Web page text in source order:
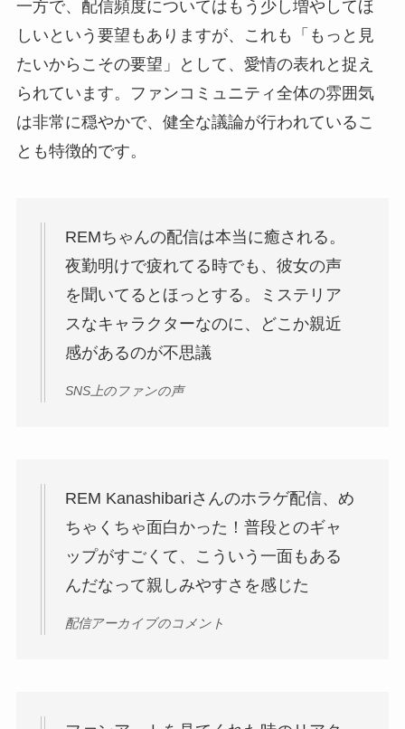
一方で、配信頻度についてはもう少し増やしてほ
しいという要望もありますが、これも「もっと見
たいからこその要望」として、愛情の表れと捉え
られています。ファンコミュニティ全体の雰囲気
は非常に穏やかで、健全な議論が行われているこ
とも特徴的です。
REMちゃんの配信は本当に癒される。
夜勤明けで疲れてる時でも、彼女の声
を聞いてるとほっとする。ミステリア
スなキャラクターなのに、どこか親近
感があるのが不思議
SNS上のファンの声
REM Kanashibariさんのホラゲ配信、め
ちゃくちゃ面白かった！普段とのギャ
ップがすごくて、こういう一面もある
んだなって親しみやすさを感じた
配信アーカイブのコメント